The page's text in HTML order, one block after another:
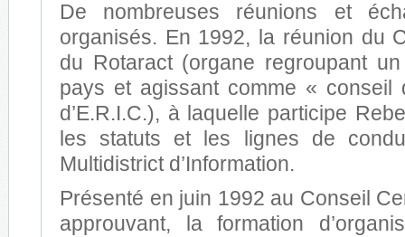
De nombreuses réunions et
organisés. En 1992, la réunion du
du Rotaract (organe regroupant
pays et agissant comme « conseil
d’E.R.I.C.), à laquelle participe
les statuts et les lignes de
Multidistrict d’Information.
Présenté en juin 1992 au Conseil
approuvant, la formation